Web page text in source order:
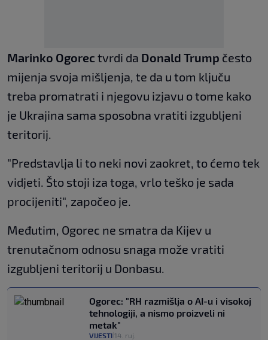
Marinko Ogorectvrdi da Donald Trump često
mijenja svoja mišljenja, te da u tom ključu
treba promatrati i njegovu izjavu o tome kako
je Ukrajina sama sposobna vratiti izgubljeni
teritorij.
"Predstavlja li to neki novi zaokret, to ćemo tek
vidjeti. Što stoji iza toga, vrlo teško je sada
procijeniti", započeo je.
Međutim, Ogorec ne smatra da Kijev u
trenutačnom odnosu snaga može vratiti
izgubljeni teritorij u Donbasu.
Ogorec: "RH razmišlja o AI-u i visokoj
tehnologiji, a nismo proizveli ni
metak"
VIJESTI 14. ruj.